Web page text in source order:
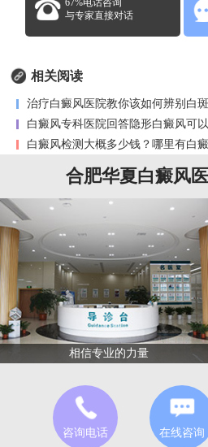
67%电话咨询
与专家直接对话
相关阅读
治疗白癜风医院教你该如何辨别白
白癜风专科医院回答隐形白癜风可
白癜风检测大概多少钱？哪里有白
合肥华夏白癜风
相信专业的力量
咨询电话 在线咨询